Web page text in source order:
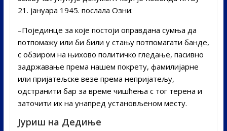
21. јануара 1945. послала Озни:
–Појединце за које постоји оправдана сумња да
потпомажу или би били у стању потпомагати банде,
с обзиром на њихово политичко гледање, пасивно
задржавање према нашем покрету, фамилијарне
или пријатељске везе према непријатељу,
одстранити бар за време чишћења с тог терена и
заточити их на унапред установљеном месту.
Јуриш на Дедиње